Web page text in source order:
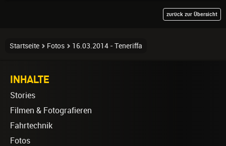
zurück zur Übersicht
Startseite Fotos 16.03.2014 - Teneriffa
INHALTE
Stories
Filmen & Fotografieren
Fahrtechnik
Fotos